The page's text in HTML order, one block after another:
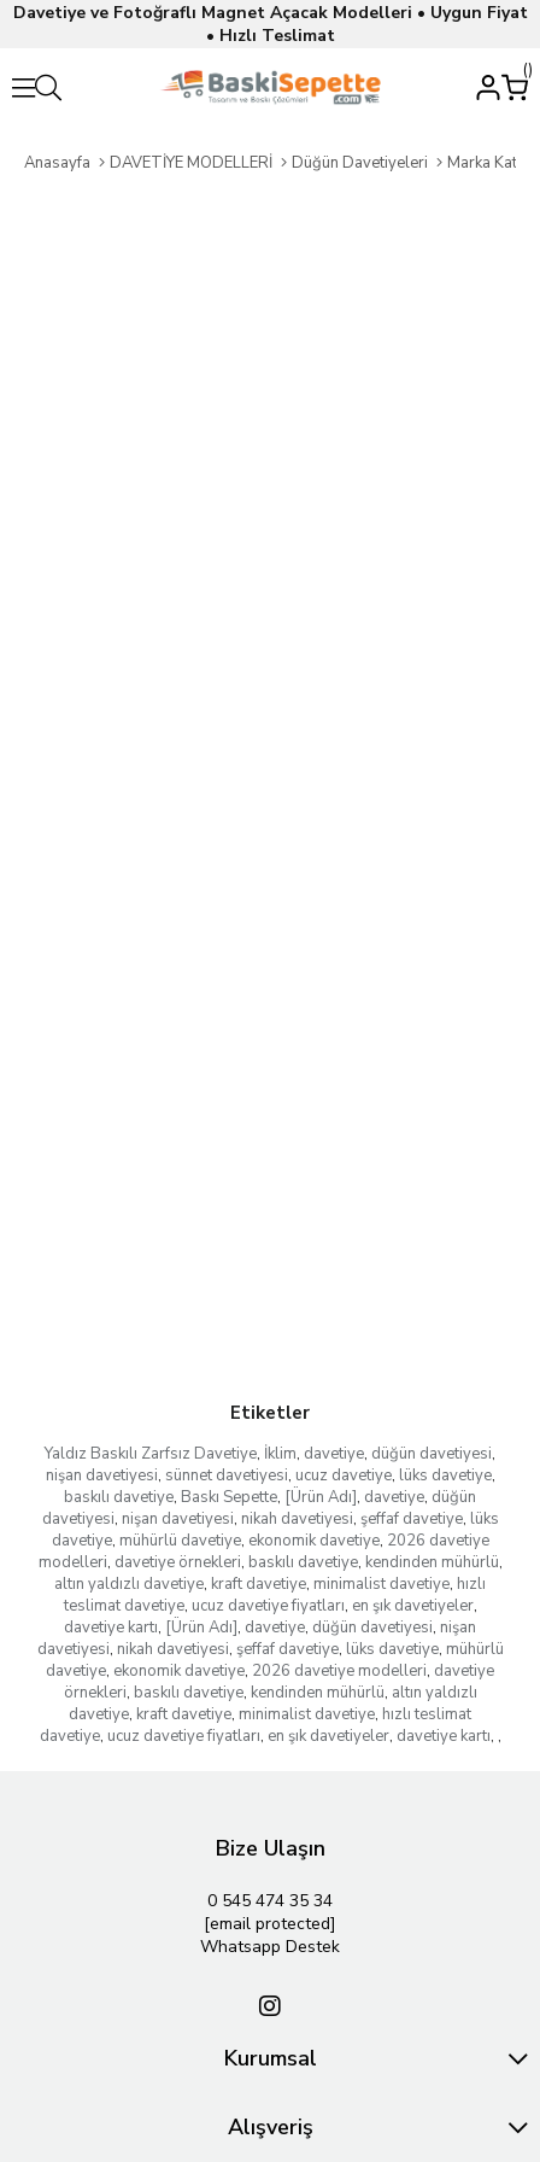
Davetiye ve Fotoğraflı Magnet Açacak Modelleri • Uygun Fiyat
• Hızlı Teslimat
Anasayfa DAVETİYE MODELLERİ Düğün Davetiyeleri Marka
Etiketler
Yaldız Baskılı Zarfsız Davetiye, İklim, davetiye, düğün davetiyesi,
nişan davetiyesi, sünnet davetiyesi, ucuz davetiye, lüks davetiye,
baskılı davetiye, Baskı Sepette, [Ürün Adı], davetiye, düğün
davetiyesi, nişan davetiyesi, nikah davetiyesi, şeffaf davetiye, lüks
davetiye, mühürlü davetiye, ekonomik davetiye, 2026 davetiye
modelleri, davetiye örnekleri, baskılı davetiye, kendinden mühürlü,
altın yaldızlı davetiye, kraft davetiye, minimalist davetiye, hızlı
teslimat davetiye, ucuz davetiye fiyatları, en şık davetiyeler,
davetiye kartı, [Ürün Adı], davetiye, düğün davetiyesi, nişan
davetiyesi, nikah davetiyesi, şeffaf davetiye, lüks davetiye, mühürlü
davetiye, ekonomik davetiye, 2026 davetiye modelleri, davetiye
örnekleri, baskılı davetiye, kendinden mühürlü, altın yaldızlı
davetiye, kraft davetiye, minimalist davetiye, hızlı teslimat
davetiye, ucuz davetiye fiyatları, en şık davetiyeler, davetiye kartı, ,
Bize Ulaşın
0 545 474 35 34
[email protected]
Whatsapp Destek
Kurumsal
Alışveriş